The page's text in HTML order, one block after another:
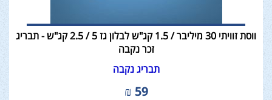
ווסת זוויתי 30 מיליבר / 1.5 קג"ש לבלון גז 5 / 2.5 קג"ש - תבריג
זכר נקבה
תבריג נקבה
59
₪